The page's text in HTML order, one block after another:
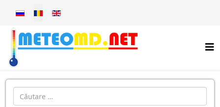
Selectați limba dvs
Introdu localitatea: